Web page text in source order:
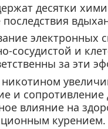
десятки
электронных
сосудистой и
за эти
и
влияние на
курением.